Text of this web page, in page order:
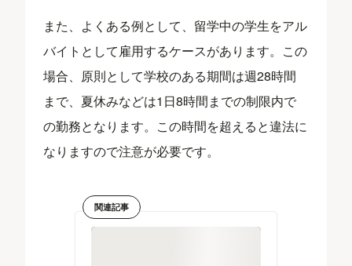
また、よくある例として、留学中の学生をアル
バイトとして雇用するケースがあります。この
場合、原則として学校のある期間は週28時間
まで、夏休みなどは1日8時間までの制限内で
の勤務となります。この時間を超えると違法に
なりますので注意が必要です。
関連記事